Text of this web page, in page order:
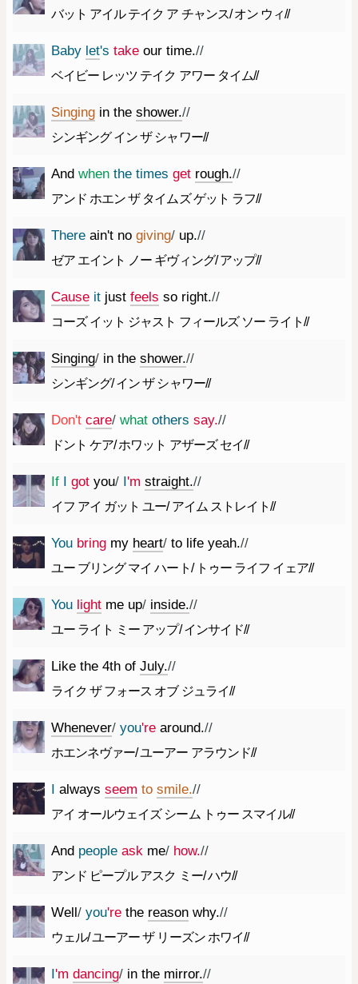
バット アイル テイク ア チャンス/ オン ウィ//
Baby let's take our time.//
ベイビー レッツ テイク アワー タイム//
Singing in the shower.//
シンギング イン ザ シャワー//
And when the times get rough.//
アンド ホエン ザ タイムズ ゲット ラフ//
There ain't no giving/ up.//
ゼア エイント ノー ギヴィング/ アップ//
Cause it just feels so right.//
コーズ イット ジャスト フィールズ ソー ライト//
Singing/ in the shower.//
シンギング/ イン ザ シャワー//
Don't care/ what others say.//
ドント ケア/ ホワット アザーズ セイ//
If I got you/ I'm straight.//
イフ アイ ガット ユー/ アイム ストレイト//
You bring my heart/ to life yeah.//
ユー ブリング マイ ハート/ トゥー ライフ イェア//
You light me up/ inside.//
ユー ライト ミー アップ/ インサイド//
Like the 4th of July.//
ライク ザ フォース オブ ジュライ//
Whenever/ you're around.//
ホエンネヴァー/ ユーアー アラウンド//
I always seem to smile.//
アイ オールウェイズ シーム トゥー スマイル//
And people ask me/ how.//
アンド ピープル アスク ミー/ ハウ//
Well/ you're the reason why.//
ウェル/ ユーアー ザ リーズン ホワイ//
I'm dancing/ in the mirror.//